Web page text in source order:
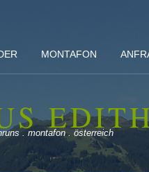
MONTAFON
. montafon . österreich